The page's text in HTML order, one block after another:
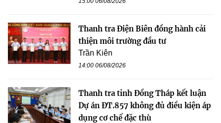
Thanh tra Điện Biên đồng hành cải
thiện môi trường đầu tư
Trần Kiên
14:00 06/08/2026
Thanh tra tỉnh Đồng Tháp kết luận
Dự án ĐT.857 không đủ điều kiện áp
dụng cơ chế đặc thù